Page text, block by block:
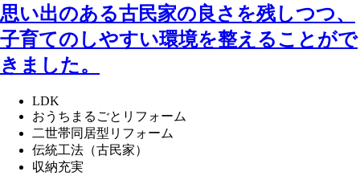
思い出のある古民家の良さを残しつつ、
子育てのしやすい環境を整えることがで
きました。
LDK
おうちまるごとリフォーム
二世帯同居型リフォーム
伝統工法（古民家）
収納充実